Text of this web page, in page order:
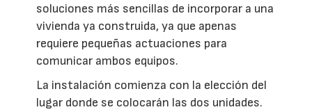
soluciones más sencillas de incorporar a una
vivienda ya construida, ya que apenas
requiere pequeñas actuaciones para
comunicar ambos equipos.
La instalación comienza con la elección del
lugar donde se colocarán las dos unidades.